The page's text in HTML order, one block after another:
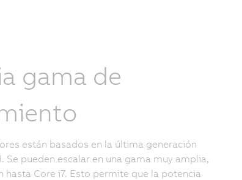
gama de
están basados en la última generación
Se pueden escalar en una gama muy amplia,
hasta Core i7. Esto permite que la potencia